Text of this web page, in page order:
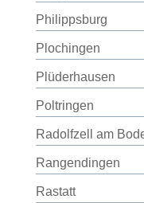
Philippsburg
Plochingen
Plüderhausen
Poltringen
Radolfzell am
Rangendingen
Rastatt